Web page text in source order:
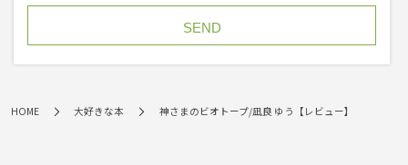
HOME 大好きな本 神さまのビオトープ/凪良 ゆう【レビュー】